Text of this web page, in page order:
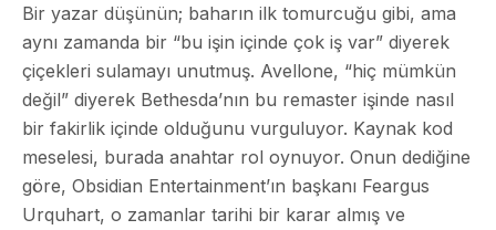
Bir yazar düşünün; baharın ilk tomurcuğu gibi, ama
aynı zamanda bir “bu işin içinde çok iş var” diyerek
çiçekleri sulamayı unutmuş. Avellone, “hiç mümkün
değil” diyerek Bethesda’nın bu remaster işinde nasıl
bir fakirlik içinde olduğunu vurguluyor. Kaynak kod
meselesi, burada anahtar rol oynuyor. Onun dediğine
göre, Obsidian Entertainment’ın başkanı Feargus
Urquhart, o zamanlar tarihi bir karar almış ve